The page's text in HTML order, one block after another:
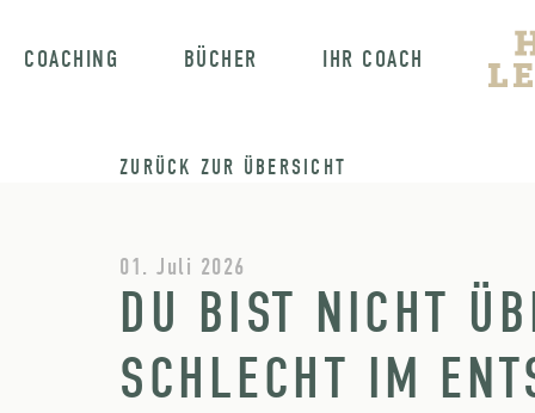
COACHING BÜCHER IHR COACH
ZURÜCK ZUR ÜBERSICHT
01. Juli 2026
DU BIST NICHT
SCHLECHT IM